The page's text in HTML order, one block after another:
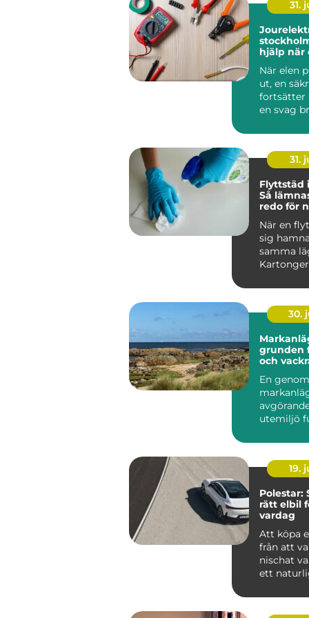
31.
stockholm
hjälp när
När elen
ut, en
fortsätter
en svag
31.
Flyttstäd
Så
redo för
När en
sig
samma
Kartonger
30.
grunden
och
En
utemiljö
det hand...
19.
Polestar:
rätt elbil
vardag
Att köpa
från att
nischat
ett